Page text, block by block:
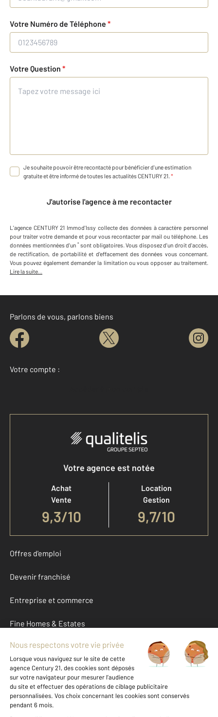
Votre Numéro de Téléphone *
Votre Question *
Je souhaite pouvoir être recontacté pour bénéficier d'une estimation
gratuite et être informé de toutes les actualités CENTURY 21. *
J'autorise l'agence à me recontacter
L'agence CENTURY 21 Immod'Issy collecte des données à caractère personnel
pour traiter votre demande et pour vous recontacter par mail ou téléphone. Les
données mentionnées d'un * sont obligatoires. Vous disposez d'un droit d'accès,
de rectification, de portabilité et d'effacement des données vous concernant.
Vous pouvez également demander la limitation ou vous opposer au traitement.
Lire la suite...
Parlons de vous, parlons biens
Votre compte :
Accéder à mon compte
Votre agence est notée
Achat
Vente
9,3/10
Location
Gestion
9,7/10
Offres d'emploi
Devenir franchisé
Entreprise et commerce
Fine Homes & Estates
À propos
International
Nous contacter